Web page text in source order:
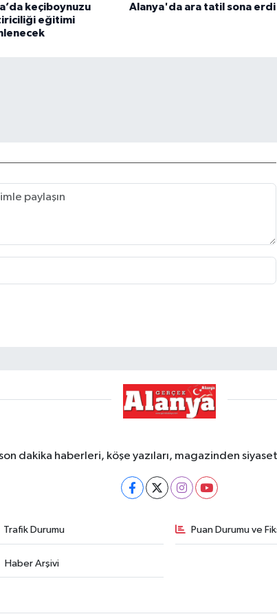
keçiboynuzu
eğitimi
Alanya'da ara tatil sona erdi
dakika haberleri, köşe yazıları, magazinden
Trafik Durumu Puan Durumu ve
Haber Arşivi